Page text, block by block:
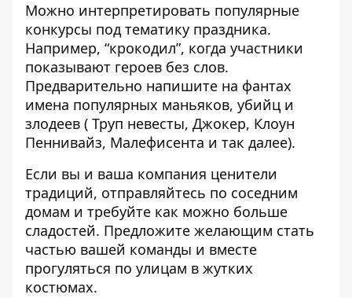
Можно интерпретировать популярные
конкурсы под тематику праздника.
Например, “крокодил”, когда участники
показывают героев без слов.
Предварительно напишите на фантах
имена популярных маньяков, убийц и
злодеев ( Труп невесты, Джокер, Клоун
Пеннивайз, Малефисента и так далее).
Если вы и ваша компания ценители
традиций, отправляйтесь по соседним
домам и требуйте как можно больше
сладостей. Предложите желающим стать
частью вашей команды и вместе
прогуляться по улицам в жутких
костюмах.